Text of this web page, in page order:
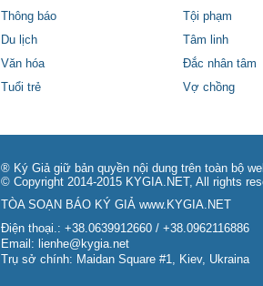
Thông báo
Tội phạm
Du lịch
Tâm linh
Văn hóa
Đắc nhân tâm
Tuổi trẻ
Vợ chồng
® Ký Giả giữ bản quyền nội dung trên toàn bộ
© Copyright 2014-2015 KYGIA.NET, All rights
TÒA SOẠN BÁO KÝ GIẢ www.KYGIA.NET
Điện thoại.: +38.0639912660 / +38.0962116886
Email: lienhe@kygia.net
Trụ sở chính: Maidan Square #1, Kiev, Ukraina